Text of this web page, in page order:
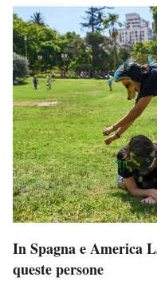
In Spagna e America
queste persone